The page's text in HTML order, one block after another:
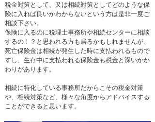
税金対策として、又は相続対策としてどのような保
険に入れば良いかわからないという方は是非一度ご
相談下さい。
保険に入るのに税理士事務所や相続センターに相談
するの！？と思われる方も居るかもしれませんが、
死亡保険金は相続が発生した時に支払われるもので
すし、生存中に支払われる保険金も税金と深いかか
わりがあります。
相続に特化している事務所だからこその税金対策
や、相続対策など、様々な角度からアドバイスする
ことができると思います。